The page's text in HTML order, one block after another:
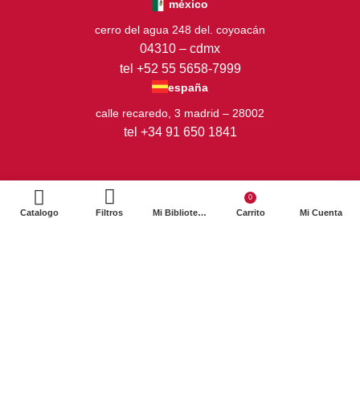
méxico
cerro del agua 248 del. coyoacán
04310 – cdmx
tel +52 55 5658-7999
españa
calle recaredo, 3 madrid – 28002
tel +34 91 650 1841
Catalogo Filtros Mi Biblioteca
0
Carrito Mi Cuenta